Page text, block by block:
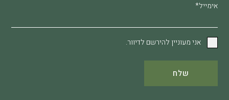
אימייל*
אני מעוניין להירשם לדיוור.